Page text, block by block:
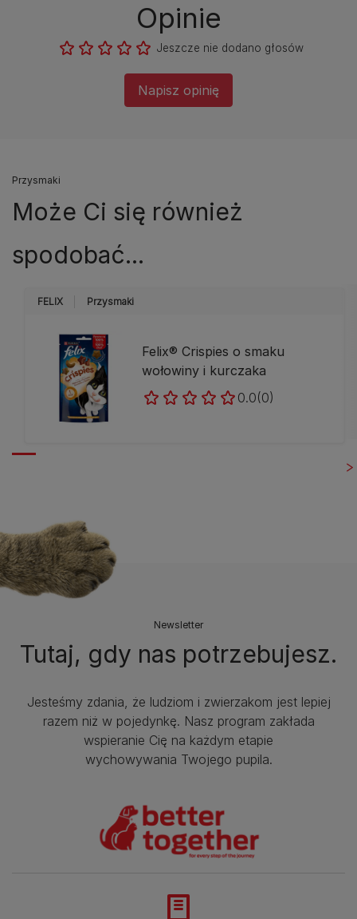
Opinie
Jeszcze nie dodano głosów
Napisz opinię
Przysmaki
Może Ci się również
spodobać...
FELIX Przysmaki
Felix® Crispies o smaku
wołowiny i kurczaka
0.0(0)
Newsletter
Tutaj, gdy nas potrzebujesz.
Jesteśmy zdania, że ludziom i zwierzakom jest lepiej
razem niż w pojedynkę. Nasz program zakłada
wspieranie Cię na każdym etapie
wychowywania Twojego pupila.